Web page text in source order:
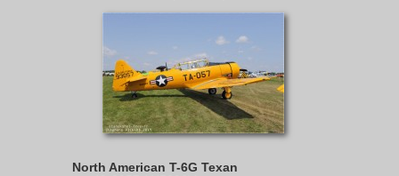
North American T-6G Texan